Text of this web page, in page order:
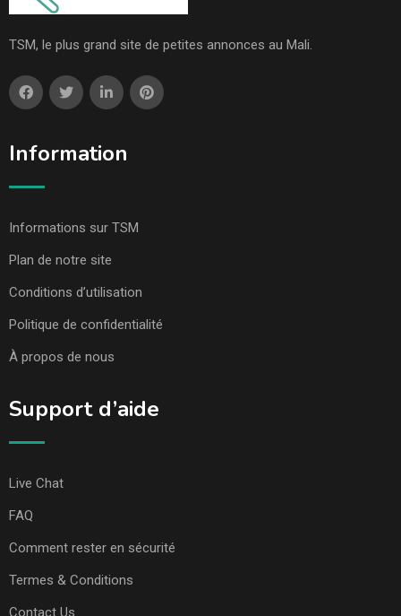
TSM, le plus grand site de petites annonces au Mali.
Information
Informations sur TSM
Plan de notre site
Conditions d’utilisation
Politique de confidentialité
À propos de nous
Support d’aide
Live Chat
FAQ
Comment rester en sécurité
Termes & Conditions
Contact Us